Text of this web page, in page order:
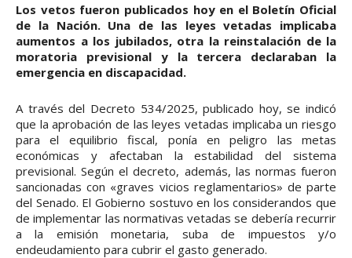
Los vetos fueron publicados hoy en el Boletín Oficial
de la Nación. Una de las leyes vetadas implicaba
aumentos a los jubilados, otra la reinstalación de la
moratoria previsional y la tercera declaraban la
emergencia en discapacidad.
A través del Decreto 534/2025, publicado hoy, se indicó
que la aprobación de las leyes vetadas implicaba un riesgo
para el equilibrio fiscal, ponía en peligro las metas
económicas y afectaban la estabilidad del sistema
previsional. Según el decreto, además, las normas fueron
sancionadas con «graves vicios reglamentarios» de parte
del Senado. El Gobierno sostuvo en los considerandos que
de implementar las normativas vetadas se debería recurrir
a la emisión monetaria, suba de impuestos y/o
endeudamiento para cubrir el gasto generado.